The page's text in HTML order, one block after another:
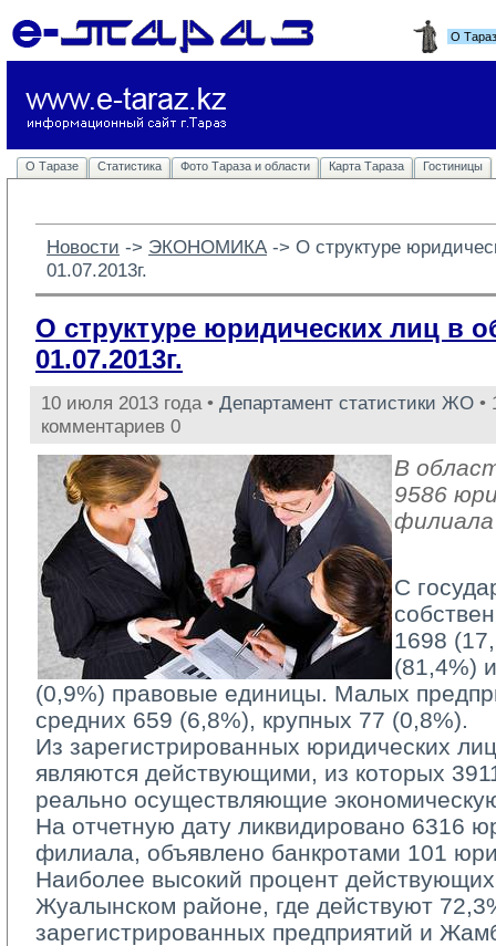
О
О Таразе Статистика Фото Тараза и области Карта Тараза Гостиницы
Новости -> ЭКОНОМИКА -> О структуре
01.07.2013г.
О структуре юридических лиц в
01.07.2013г.
10 июля 2013 года • Департамент статистики ЖО •
комментариев 0
В
9586
С
1698
(81,4%)
(0,9%) правовые единицы. Малых
средних 659 (6,8%), крупных 77 (0,8%).
Из зарегистрированных юридических
являются действующими, из которых
реально осуществляющие
На отчетную дату ликвидировано 6316
филиала, объявлено банкротами 101
Наиболее высокий процент
Жуалынском районе, где действуют
зарегистрированных предприятий и